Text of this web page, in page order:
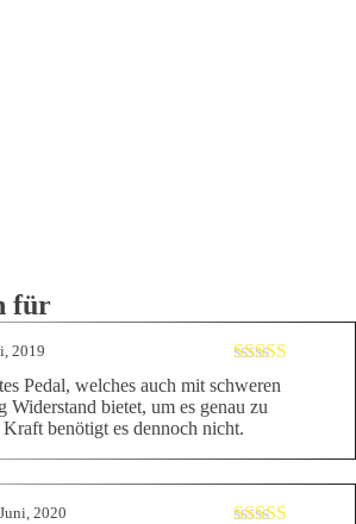
für
Bewertet mit
5von 5
2019
Pedal, welches auch mit schweren
Widerstand bietet, um es genau zu
benötigt es dennoch nicht.
2020